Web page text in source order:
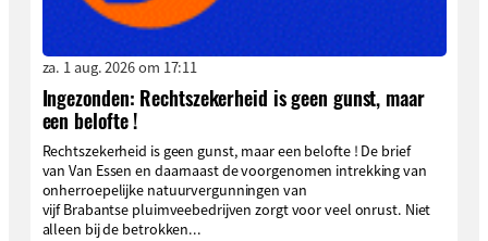
za. 1 aug. 2026 om 17:11
Ingezonden: Rechtszekerheid is geen gunst, maar
een belofte !
Rechtszekerheid is geen gunst, maar een belofte ! De brief
van Van Essen en daarnaast de voorgenomen intrekking van
onherroepelijke natuurvergunningen van
vijf Brabantse pluimveebedrijven zorgt voor veel onrust. Niet
alleen bij de betrokken...